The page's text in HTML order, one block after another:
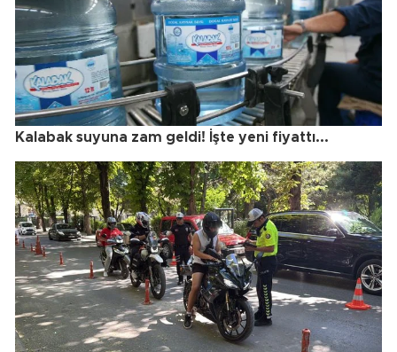
Kalabak suyuna zam geldi! İşte yeni fiyattı...